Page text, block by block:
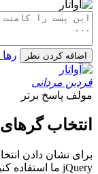
اضافه کردن نظر
فردین مردانی
مولف پاسخ برتر
انتخاب گرهای Jquery
برای نشان دادن
jQuery ما استفاده کنید.